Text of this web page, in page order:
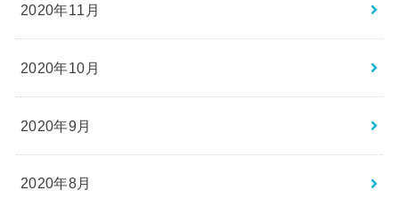
2020年11月
2020年10月
2020年9月
2020年8月